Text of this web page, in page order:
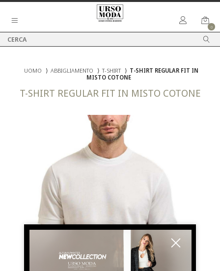
0
UOMO ⟩ ABBIGLIAMENTO ⟩ T-SHIRT ⟩ T-SHIRT REGULAR FIT IN
MISTO COTONE
T-SHIRT REGULAR FIT IN MISTO COTONE